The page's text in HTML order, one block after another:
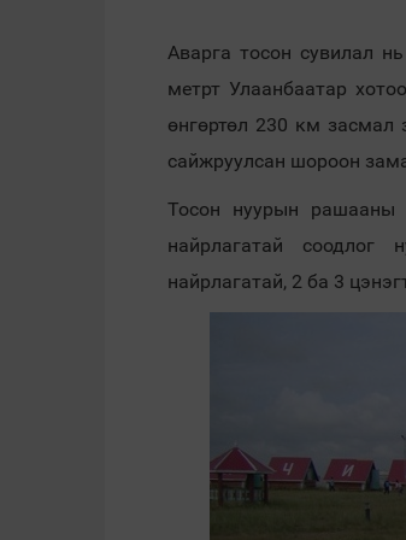
Аварга тосон сувилал
метрт Улаанбаатар
өнгөртөл 230 км засмал
сайжруулсан шороон
Тосон нуурын рашааны
найрлагатай соодлог
найрлагатай, 2 ба 3